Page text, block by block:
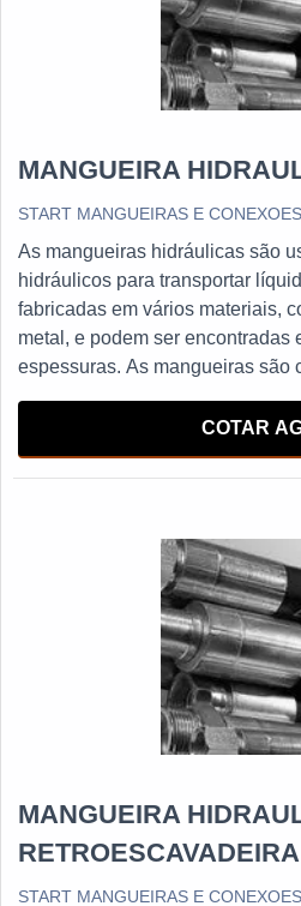
MANGUEIRA
START MANGUEIRAS E CONEXOES
As mangueiras hidráulicas são
hidráulicos para transportar
fabricadas em vários materiais,
metal, e podem ser encontradas
espessuras. As mangueiras são
COTAR
MANGUEIRA
RETROESCAVADEIRA
START MANGUEIRAS E CONEXOES